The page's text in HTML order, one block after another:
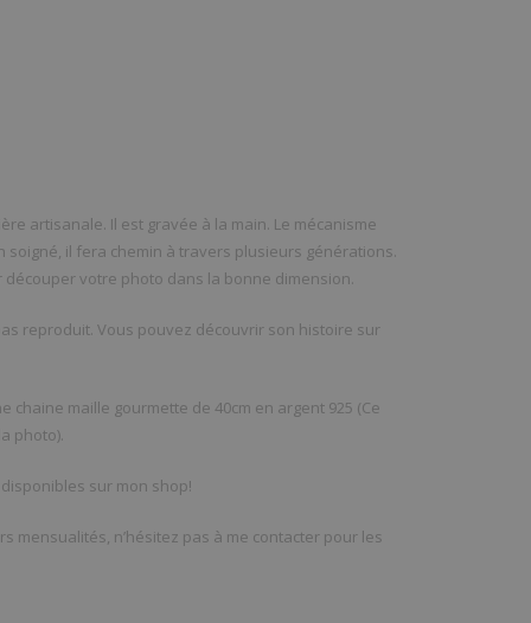
artisanale. Il est gravée à la main. Le mécanisme
soigné, il fera chemin à travers plusieurs générations.
votre photo dans la bonne dimension.
reproduit. Vous pouvez découvrir son histoire sur
chaine maille gourmette de 40cm en argent 925 (Ce
photo).
sur mon shop!
mensualités, n’hésitez pas à me contacter pour les